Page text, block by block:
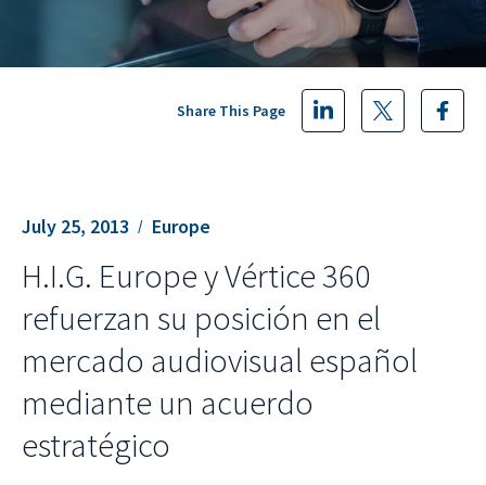
July 25, 2013 Europe
Share This Page
H.I.G. Europe y Vértice 360
refuerzan su posición en el
mercado audiovisual español
mediante un acuerdo
estratégico